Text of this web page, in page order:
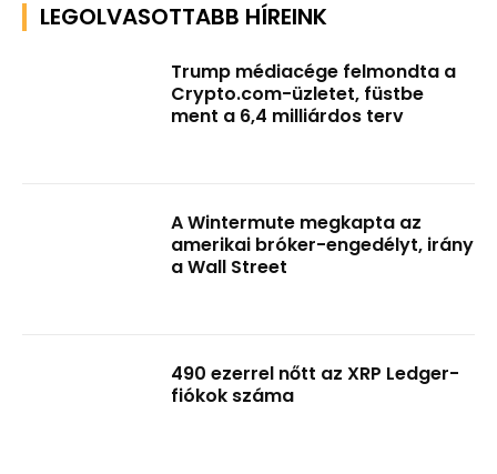
LEGOLVASOTTABB HÍREINK
Trump médiacége felmondta a
Crypto.com-üzletet, füstbe
ment a 6,4 milliárdos terv
A Wintermute megkapta az
amerikai bróker-engedélyt, irány
a Wall Street
490 ezerrel nőtt az XRP Ledger-
fiókok száma